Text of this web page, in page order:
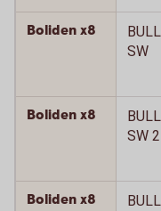
Boliden x8
SW
Boliden x8
SW 2
Boliden x8